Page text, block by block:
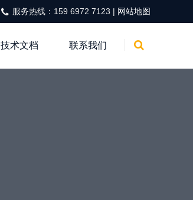
服务热线：159 6972 7123 | 网站地图
技术文档 联系我们